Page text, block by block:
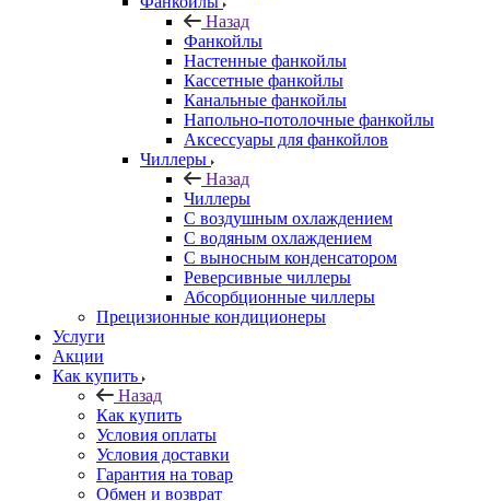
Назад
Фанкойлы
Настенные фанкойлы
Кассетные фанкойлы
Канальные фанкойлы
Напольно-потолочные фанкойлы
Аксессуары для фанкойлов
Чиллеры
Назад
Чиллеры
С воздушным охлаждением
С водяным охлаждением
С выносным конденсатором
Реверсивные чиллеры
Абсорбционные чиллеры
Прецизионные кондиционеры
Услуги
Акции
Как купить
Назад
Как купить
Условия оплаты
Условия доставки
Гарантия на товар
Обмен и возврат